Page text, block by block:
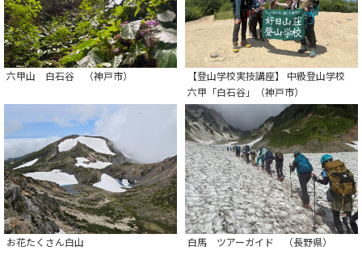
六甲山 白石谷 （神戸市）
【登山学校実技講座】 中級登山学校
六甲「白石谷」（神戸市）
お花たくさん白山 白馬 ツアーガイド （長野県）